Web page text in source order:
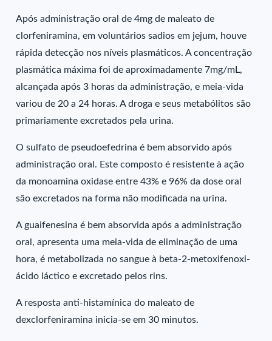
Após administração oral de 4mg de maleato de
clorfeniramina, em voluntários sadios em jejum, houve
rápida detecção nos níveis plasmáticos. A concentração
plasmática máxima foi de aproximadamente 7mg/mL,
alcançada após 3 horas da administração, e meia-vida
variou de 20 a 24 horas. A droga e seus metabólitos são
primariamente excretados pela urina.
O sulfato de pseudoefedrina é bem absorvido após
administração oral. Este composto é resistente à ação
da monoamina oxidase entre 43% e 96% da dose oral
são excretados na forma não modificada na urina.
A guaifenesina é bem absorvida após a administração
oral, apresenta uma meia-vida de eliminação de uma
hora, é metabolizada no sangue à beta-2-metoxifenoxi-
ácido láctico e excretado pelos rins.
A resposta anti-histamínica do maleato de
dexclorfeniramina inicia-se em 30 minutos.